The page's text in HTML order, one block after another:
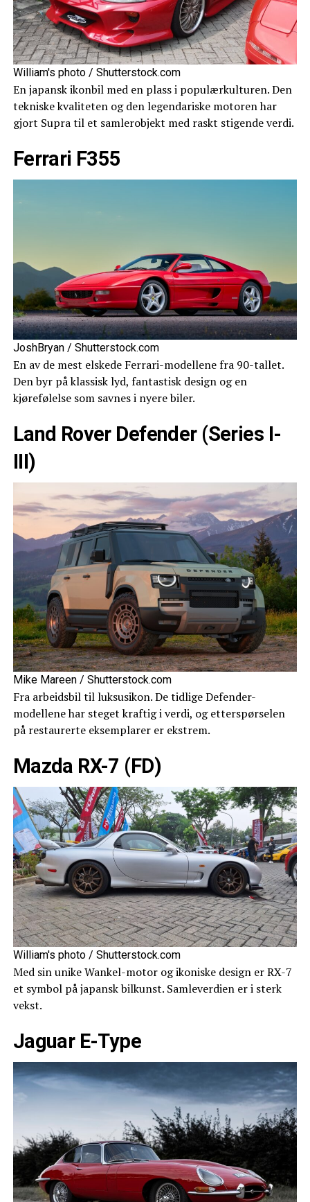
William's photo / Shutterstock.com
En japansk ikonbil med en plass i populærkulturen. Den
tekniske kvaliteten og den legendariske motoren har
gjort Supra til et samlerobjekt med raskt stigende verdi.
Ferrari F355
JoshBryan / Shutterstock.com
En av de mest elskede Ferrari-modellene fra 90-tallet.
Den byr på klassisk lyd, fantastisk design og en
kjørefølelse som savnes i nyere biler.
Land Rover Defender (Series I-
III)
Mike Mareen / Shutterstock.com
Fra arbeidsbil til luksusikon. De tidlige Defender-
modellene har steget kraftig i verdi, og etterspørselen
på restaurerte eksemplarer er ekstrem.
Mazda RX-7 (FD)
William's photo / Shutterstock.com
Med sin unike Wankel-motor og ikoniske design er RX-7
et symbol på japansk bilkunst. Samleverdien er i sterk
vekst.
Jaguar E-Type